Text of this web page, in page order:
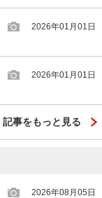
2026年01月01日
2026年01月01日
記事をもっと見る
2026年08月05日